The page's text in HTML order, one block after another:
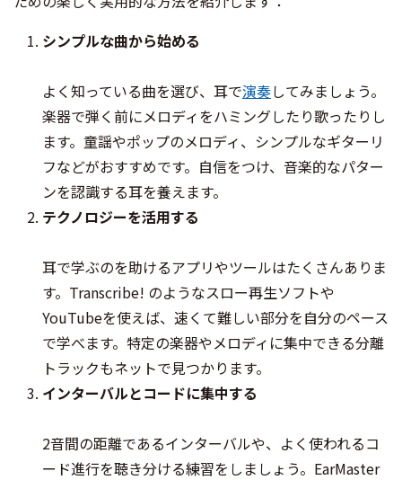
シンプルな曲から始める
よく知っている曲を選び、耳で演奏してみましょう。
楽器で弾く前にメロディをハミングしたり歌ったりし
ます。童謡やポップのメロディ、シンプルなギターリ
フなどがおすすめです。自信をつけ、音楽的なパター
ンを認識する耳を養えます。
テクノロジーを活用する
耳で学ぶのを助けるアプリやツールはたくさんありま
す。Transcribe! のようなスロー再生ソフトや
YouTubeを使えば、速くて難しい部分を自分のペース
で学べます。特定の楽器やメロディに集中できる分離
トラックもネットで見つかります。
インターバルとコードに集中する
2音間の距離であるインターバルや、よく使われるコ
ード進行を聴き分ける練習をしましょう。EarMaster